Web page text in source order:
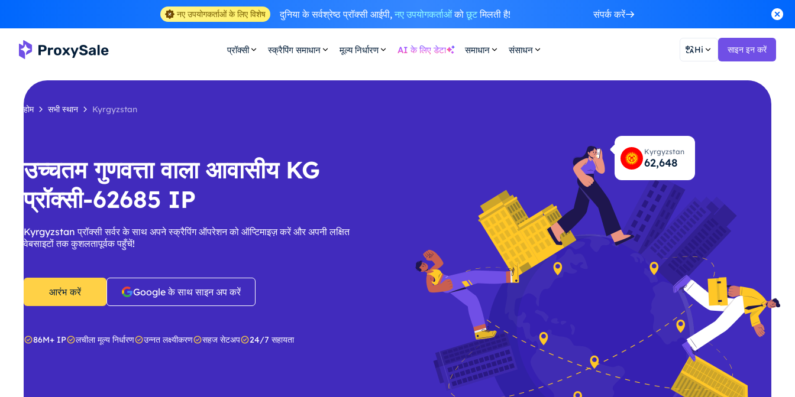
नए उपयोगकर्ताओं के लिए विशेष दुनिया के सर्वश्रेष्ठ प्रॉक्सी आईपी, नए उपयोगकर्ताओंको छूटमिलती है! संपर्क करें
प्रॉक्सी स्क्रैपिंग समाधान मूल्य निर्धारण AI के लिए डेटा समाधान संसाधन Hi साइन इन करें
होम सभी स्थान Kyrgyzstan
उच्चतम गुणवत्ता वाला आवासीय KG
प्रॉक्सी-62685 IP
Kyrgyzstan प्रॉक्सी सर्वर के साथ अपने स्क्रैपिंग ऑपरेशन को ऑप्टिमाइज़ करें और अपनी लक्षित
वेबसाइटों तक कुशलतापूर्वक पहुँचें!
आरंभ करें Google के साथ साइन अप करें
86M+ IP लचीला मूल्य निर्धारण उन्नत लक्ष्यीकरण सहज सेटअप 24/7 सहायता
Kyrgyzstan
62,685